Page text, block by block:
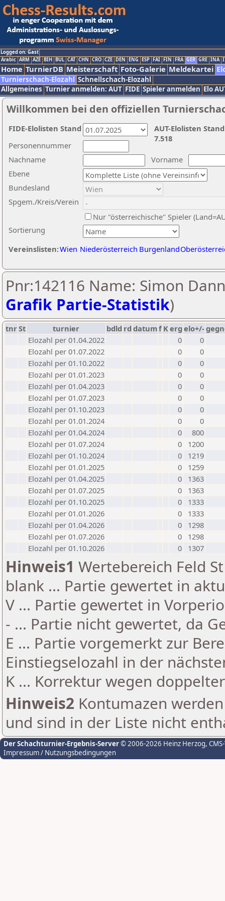
Logged on: Gast
Arabic ARM AZE BIH BUL CAT CHN CRO CZE DEN ENG ESP FAI FIN FRA GER GRE INA
Home TurnierDB Meisterschaft Foto-Galerie Meldekartei
Turnierschach-Elozahl Schnellschach-Elozahl
Allgemeines Turnier anmelden: AUT FIDE Spieler anmelden Elo
Willkommen bei den offiziellen
Nachname
Vorname
Ebene
Sortierung
Personennummer
Bundesland
Spgem./Kreis/Verein
Nur "österreichische" Spieler
Vereinslisten:Wien Niederösterreich Burgenland
AUT-Elolisten
7.518
FIDE-Elolisten Stand
Pnr:142116 Name: Simon
Grafik Partie-Statistik)
tnrSt turnier bdld rd datumf Kerg elo+/-
Elozahl per 01.04.2022
0
0
Elozahl per 01.07.2022
0
0
Elozahl per 01.10.2022
0
0
Elozahl per 01.01.2023
0
0
Elozahl per 01.04.2023
0
0
Elozahl per 01.07.2023
0
0
Elozahl per 01.10.2023
0
0
Elozahl per 01.01.2024
0
0
Elozahl per 01.04.2024
0
800
Elozahl per 01.07.2024
0
1200
Elozahl per 01.10.2024
0
1219
Elozahl per 01.01.2025
0
1259
Elozahl per 01.04.2025
0
1363
Elozahl per 01.07.2025
0
1363
Elozahl per 01.10.2025
0
1333
Elozahl per 01.01.2026
0
1333
Elozahl per 01.04.2026
0
1298
Elozahl per 01.07.2026
0
1298
Elozahl per 01.10.2026
0 1307
Hinweis1 Wertebereich Feld
blank ... Partie gewertet in
V ... Partie gewertet in
- ... Partie nicht gewertet, da
E ... Partie vorgemerkt zur
Einstiegselozahl in der
K ... Korrektur wegen
Hinweis2 Kontumazen
und sind in der Liste nicht
Der Schachturnier-Ergebnis-Server© 2006-2026 Heinz Herzog,
Impressum / Nutzungsbedingungen